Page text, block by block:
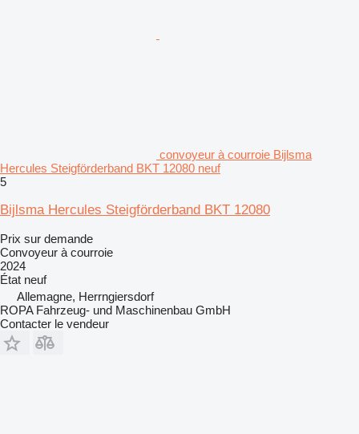
convoyeur à courroie Bijlsma
Hercules Steigförderband BKT 12080 neuf
5
Bijlsma Hercules Steigförderband BKT 12080
Prix sur demande
Convoyeur à courroie
2024
État neuf
Allemagne, Herrngiersdorf
ROPA Fahrzeug- und Maschinenbau GmbH
Contacter le vendeur